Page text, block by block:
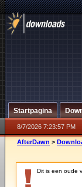
Startpagina
8/7/2026 7:23:57 PM
AfterDawn >
Dit is een oude